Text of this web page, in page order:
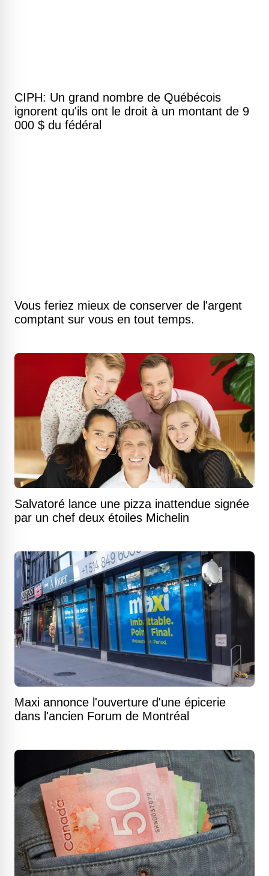
CIPH: Un grand nombre de Québécois
ignorent qu'ils ont le droit à un montant de 9
000 $ du fédéral
Vous feriez mieux de conserver de l'argent
comptant sur vous en tout temps.
Salvatoré lance une pizza inattendue signée
par un chef deux étoiles Michelin
Maxi annonce l'ouverture d'une épicerie
dans l'ancien Forum de Montréal